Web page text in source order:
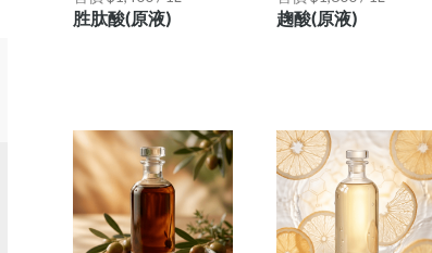
胜肽酸(原液) 趜酸(原液)